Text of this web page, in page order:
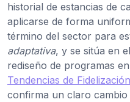
historial de estancias de
aplicarse de forma
término del sector para
adaptativa, y se sitúa en
rediseño de programas
Tendencias de
confirma un claro